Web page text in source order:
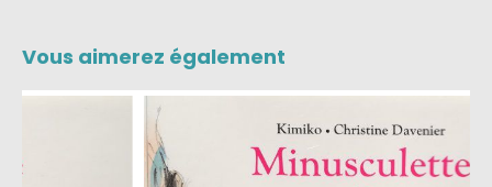
Vous aimerez également